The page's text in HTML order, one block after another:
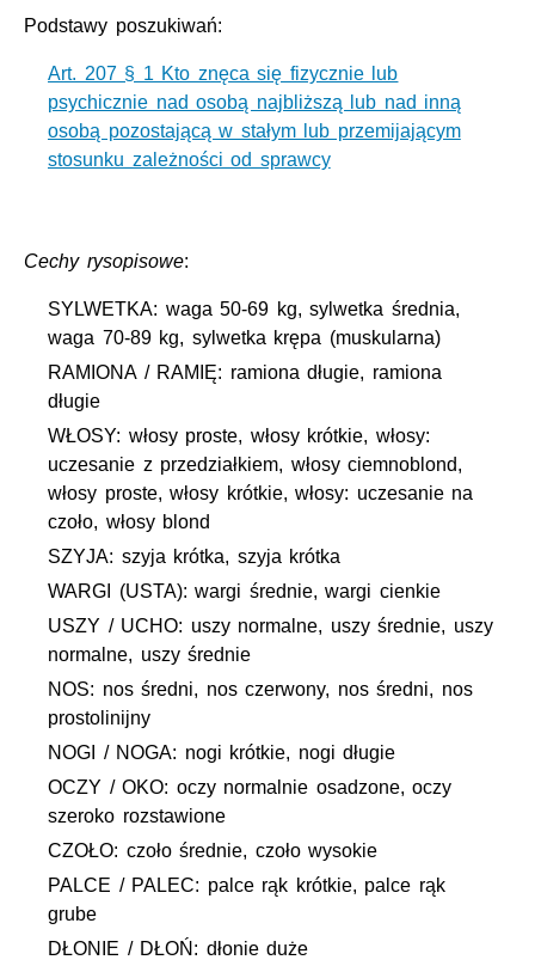
Podstawy poszukiwań:
Art. 207 § 1 Kto znęca się fizycznie lub
psychicznie nad osobą najbliższą lub nad inną
osobą pozostającą w stałym lub przemijającym
stosunku zależności od sprawcy
Cechy rysopisowe:
SYLWETKA: waga 50-69 kg, sylwetka średnia,
waga 70-89 kg, sylwetka krępa (muskularna)
RAMIONA / RAMIĘ: ramiona długie, ramiona
długie
WŁOSY: włosy proste, włosy krótkie, włosy:
uczesanie z przedziałkiem, włosy ciemnoblond,
włosy proste, włosy krótkie, włosy: uczesanie na
czoło, włosy blond
SZYJA: szyja krótka, szyja krótka
WARGI (USTA): wargi średnie, wargi cienkie
USZY / UCHO: uszy normalne, uszy średnie, uszy
normalne, uszy średnie
NOS: nos średni, nos czerwony, nos średni, nos
prostolinijny
NOGI / NOGA: nogi krótkie, nogi długie
OCZY / OKO: oczy normalnie osadzone, oczy
szeroko rozstawione
CZOŁO: czoło średnie, czoło wysokie
PALCE / PALEC: palce rąk krótkie, palce rąk
grube
DŁONIE / DŁOŃ: dłonie duże